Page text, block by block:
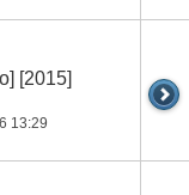
[2015]
13:29